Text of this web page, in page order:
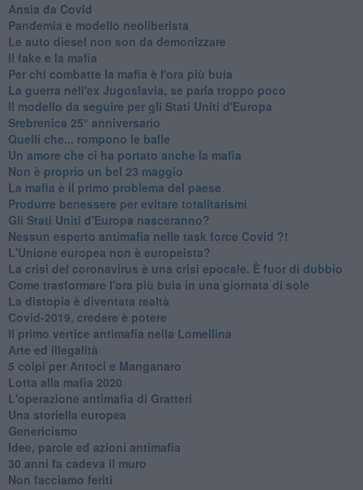
Ansia da Covid
Pandemia e modello neoliberista
Le auto diesel non son da demonizzare
​Il fake e la mafia
Per chi combatte la mafia è l'ora più buia
La guerra nell'ex Jugoslavia, se parla troppo poco
Il modello da seguire per gli Stati Uniti d'Europa
Srebrenica 25° anniversario
Quelli che... rompono le balle
Un amore che ci ha portato anche la mafia
Non è proprio un bel 23 maggio
La mafia è il primo problema del paese
Produrre benessere per evitare totalitarismi
Gli Stati Uniti d'Europa nasceranno?
Nessun esperto antimafia nelle task force Covid ?!
L'Unione europea non è europeista?
La crisi del coronavirus è una crisi epocale. È fuor di dubbio
Come trasformare l'ora più buia in una giornata di sole
​La distopia è diventata realtà
Covid-2019, credere è potere
Il primo vertice antimafia nella Lomellina
Arte ed illegalità
​5 colpi per Antoci e Manganaro
Lotta alla mafia 2020
L'operazione antimafia di Gratteri
Una storiella europea
Genericismo
Idee, parole ed azioni antimafia
30 anni fa cadeva il muro
Non facciamo feriti